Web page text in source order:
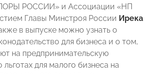
РОССИИ» и Ассоциации «НП
Главы Минстроя России Ирека
в выпуске можно узнать о
для бизнеса и о том,
на предпринимательскую
льготах для малого бизнеса на